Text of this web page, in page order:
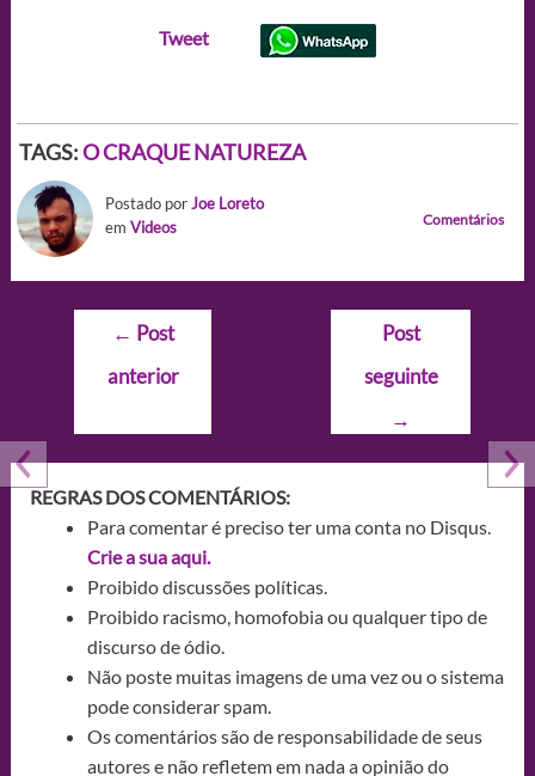
Tweet
TAGS:O CRAQUE NATUREZA
Postado porJoe Loreto
em Videos Comentários
Navegação
Post
← Post
anterior
Post
seguinte
→
REGRAS DOS COMENTÁRIOS:
Para comentar é preciso ter uma conta no Disqus.
Crie a sua aqui.
Proibido discussões políticas.
Proibido racismo, homofobia ou qualquer tipo de
discurso de ódio.
Não poste muitas imagens de uma vez ou o sistema
pode considerar spam.
Os comentários são de responsabilidade de seus
autores e não refletem em nada a opinião do